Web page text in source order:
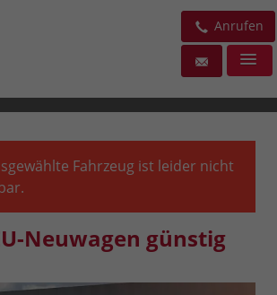
Anrufen
Fahrzeug ist leider nicht
Neuwagen günstig